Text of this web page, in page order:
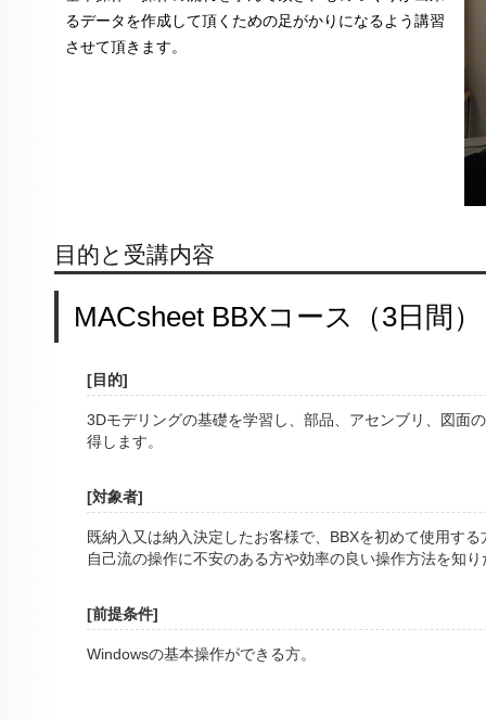
るデータを作成して頂くための足がかりになるよう講習
させて頂きます。
目的と受講内容
MACsheet BBXコース（3日間）
[目的]
3Dモデリングの基礎を学習し、部品、アセンブリ、図面
得します。
[対象者]
既納入又は納入決定したお客様で、BBXを初めて使用する
自己流の操作に不安のある方や効率の良い操作方法を知り
[前提条件]
Windowsの基本操作ができる方。